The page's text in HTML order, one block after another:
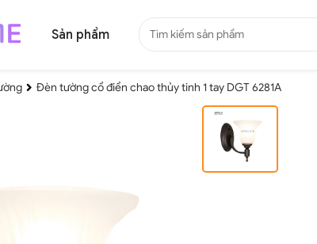
Sản phẩm
Đèn tường cổ điển chao thủy tinh 1 tay DGT 6281A